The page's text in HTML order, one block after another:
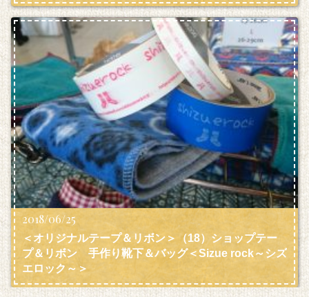
2018/06/25
＜オリジナルテープ＆リボン＞（18）ショップテー
プ＆リボン 手作り靴下＆バッグ＜Sizue rock～シズ
エロック～＞